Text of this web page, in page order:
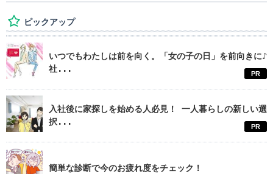
ピックアップ
いつでもわたしは前を向く。「女の子の日」を前向きに♪
社...
PR
入社後に家探しを始める人必見！ 一人暮らしの新しい選
択...
PR
簡単な診断で今のお疲れ度をチェック！